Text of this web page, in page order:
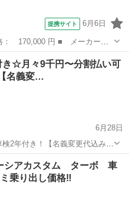
提携サイト 6月6日
Ｗ ■ グレード名： リミテ
アバッグ 助手席エアバッ
☆月々9千円〜分割払い可
名義変…
6月28日
検2年付き！【名義変更代込み】
ナビ付き☆走行中DVD見
ドア付き☆スマートキー☆便
シアカスタム ターボ 車
乗り出し価格‼︎